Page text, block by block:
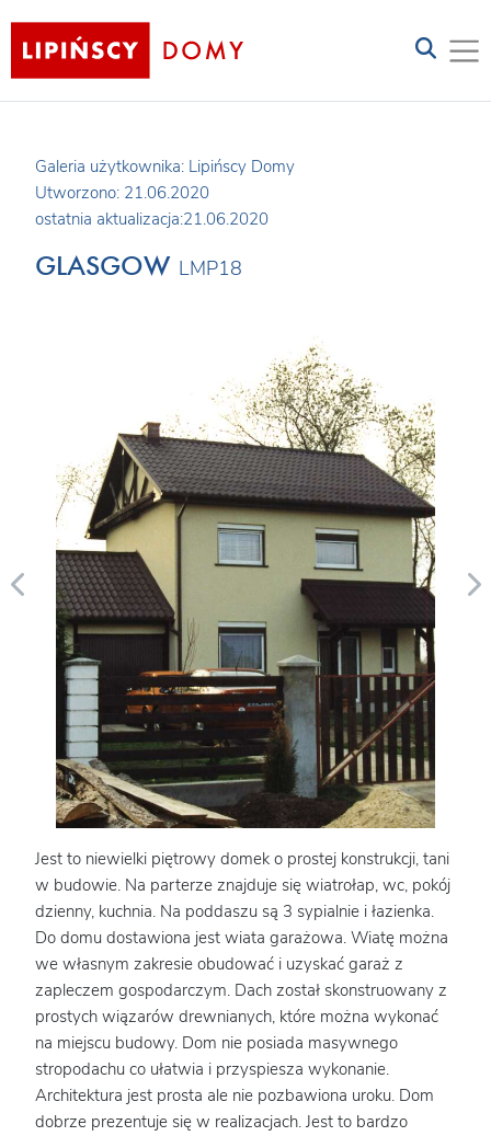
Galeria użytkownika: Lipińscy Domy
Utworzono: 21.06.2020
ostatnia aktualizacja:21.06.2020
GLASGOW LMP18
Jest to niewielki piętrowy domek o prostej konstrukcji, tani
w budowie. Na parterze znajduje się wiatrołap, wc, pokój
dzienny, kuchnia. Na poddaszu są 3 sypialnie i łazienka.
Do domu dostawiona jest wiata garażowa. Wiatę można
we własnym zakresie obudować i uzyskać garaż z
zapleczem gospodarczym. Dach został skonstruowany z
prostych wiązarów drewnianych, które można wykonać
na miejscu budowy. Dom nie posiada masywnego
stropodachu co ułatwia i przyspiesza wykonanie.
Architektura jest prosta ale nie pozbawiona uroku. Dom
dobrze prezentuje się w realizacjach. Jest to bardzo